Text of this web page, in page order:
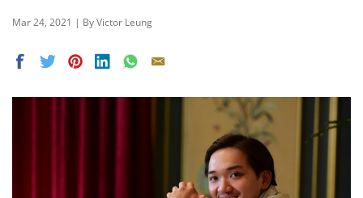
Mar 24, 2021 | By Victor Leung